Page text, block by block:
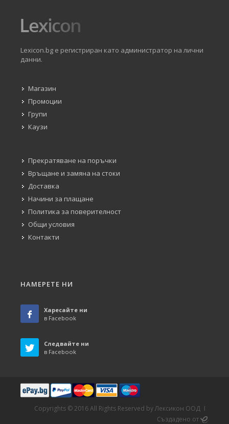
Lexicon.bg е регистриран като администратор на лични
данни.
Магазин
Промоции
Групи
Каузи
Прекратяване на поръчки
Връщане и замяна на стоки
Доставка
Начини за плащане
Политика за поверителност
Общи условия
Контакти
НАМЕРЕТЕ НИ
Харесайте ни
в Facebook
Следвайте ни
в Facebook
Copyrights © 2016 All Rights Reserved by Лексикон ООД I
Създадено от